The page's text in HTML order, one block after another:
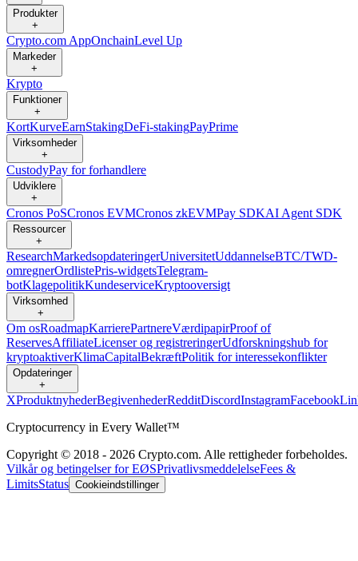
Produkter
+
Crypto.com AppOnchainLevel Up
Markeder
+
Krypto
Funktioner
+
KortKurveEarnStakingDeFi-stakingPayPrime
Virksomheder
+
CustodyPay for forhandlere
Udviklere
+
Cronos PoSCronos EVMCronos zkEVMPay SDKAI Agent SDK
Ressourcer
+
ResearchMarkedsopdateringerUniversitetUddannelseBTC/TWD-
omregnerOrdlistePris-widgetsTelegram-
botKlagepolitikKundeserviceKryptooversigt
Virksomhed
+
Om osRoadmapKarrierePartnereVærdipapirProof of
ReservesAffiliateLicenser og registreringerUdforskningshub for
kryptoaktiverKlimaCapitalBekræftPolitik for interessekonflikter
Opdateringer
+
XProduktnyhederBegivenhederRedditDiscordInstagramFacebook
Cryptocurrency in Every Wallet™
Copyright © 2018 - 2026 Crypto.com. Alle rettigheder forbeholdes.
Vilkår og betingelser for EØSPrivatlivsmeddelelseFees &
LimitsStatus Cookieindstillinger